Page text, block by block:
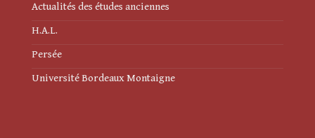
Actualités des études anciennes
H.A.L.
Persée
Université Bordeaux Montaigne